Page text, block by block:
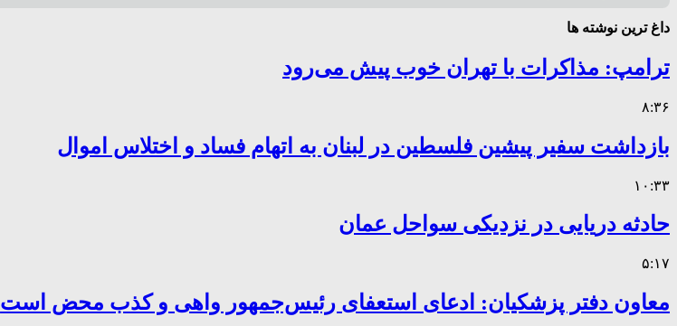
داغ ترین نوشته ها
ترامپ: مذاکرات با تهران خوب پیش می‌رود
۸:۳۶
بازداشت سفیر پیشین فلسطین در لبنان به اتهام فساد و اختلاس اموال
۱۰:۳۳
حادثه دریایی در نزدیکی سواحل عمان
۵:۱۷
معاون دفتر پزشکیان: ادعای استعفای رئیس‌جمهور واهی و کذب محض است